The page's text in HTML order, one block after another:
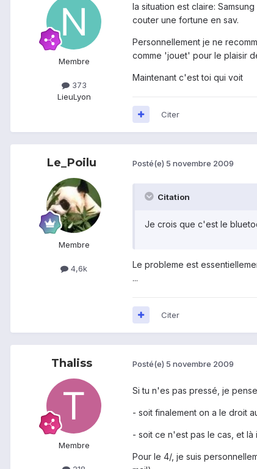
Membre
373
LieuLyon
la situation est claire:
couter une fortune en sav.
Personnellement je ne
comme 'jouet' pour le plaisir
Maintenant c'est toi qui voit
Citer
Le_Poilu
Membre
4,6k
Posté(e) 5 novembre 2009
Citation
Je crois que c'est le
Le probleme est
...
Citer
Thaliss
Membre
Posté(e) 5 novembre 2009
Si tu n'es pas pressé, je
- soit finalement on a le droit
- soit ce n'est pas le cas, et
Pour le 4/, je suis